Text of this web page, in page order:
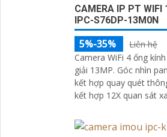
CAMERA IP PT WIFI
IPC-S76DP-13M0N
5%-35%
Liên hệ
Camera WiFi 4 ống
giải 13MP. Góc nhìn
kết hợp quay quét
kết hợp 12X quan sát
sáng thông minh